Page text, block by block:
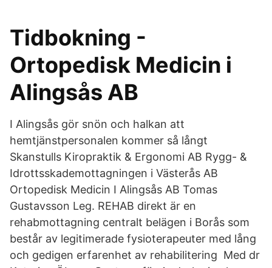
Tidbokning -
Ortopedisk Medicin i
Alingsås AB
I Alingsås gör snön och halkan att
hemtjänstpersonalen kommer så långt
Skanstulls Kiropraktik & Ergonomi AB Rygg- &
Idrottsskademottagningen i Västerås AB
Ortopedisk Medicin I Alingsås AB Tomas
Gustavsson Leg. REHAB direkt är en
rehabmottagning centralt belägen i Borås som
består av legitimerade fysioterapeuter med lång
och gedigen erfarenhet av rehabilitering Med dr